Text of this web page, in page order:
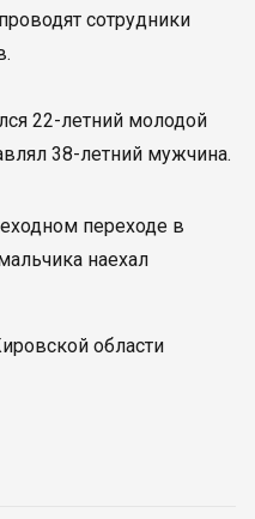
сотрудники
22-летний молодой
38-летний мужчина.
переходе в
наехал
области